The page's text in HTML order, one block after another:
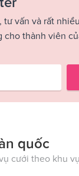
tư vấn và rất
thành viên
quốc
cưới theo khu